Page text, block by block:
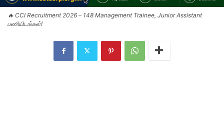
🔥 CCI Recruitment 2026 – 148 Management Trainee, Junior Assistant
பணியிடங்கள்!